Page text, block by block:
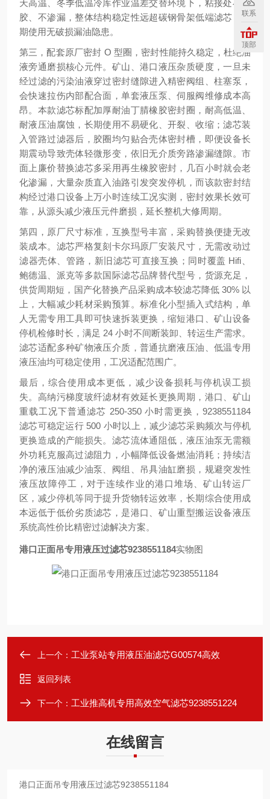
天高温、冬季低温冷库作业温差交替环境下，粘接处不开
胶、不渗漏，整体结构稳定性远超碳钢骨架低端滤芯，长
期使用无破损漏油隐患。
第三，配套原厂密封 O 型圈，密封性能持久稳定，杜绝油
液旁通磨损核心元件。矿山、港口液压杂质硬度，一旦未
经过滤的污染油液穿过密封缝隙进入精密阀组、柱塞泵，
会快速拉伤内部配合面，单套液压泵、伺服阀维修成本高
昂。本款滤芯标配加厚耐油丁腈橡胶密封圈，耐高低温、
耐液压油腐蚀，长期使用不易硬化、开裂、收缩；滤芯装
入管路过滤器后，胶圈均匀贴合壳体密封槽，即便设备长
期震动导致壳体轻微形变，依旧无介质旁路渗漏缝隙。市
面上廉价替换滤芯多采用再生橡胶密封，几百小时就会老
化渗漏，大量杂质直入油路引发突发停机，而该款密封结
构经过港口设备上万小时连续工况实测，密封效果长效可
靠，从源头减少液压元件磨损，延长整机大修周期。
第四，原厂尺寸标准，互换型号丰富，采购替换便捷无改
装成本。滤芯严格复刻卡尔玛原厂安装尺寸，无需改动过
滤器壳体、管路，新旧滤芯可直接互换；同时覆盖 Hifi、
鲍德温、派克等多款国际滤芯品牌替代型号，货源充足，
供货周期短，国产化替换产品采购成本较滤芯降低 30% 以
上，大幅减少耗材采购预算。标准化小型插入式结构，单
人无需专用工具即可快速拆装更换，缩短港口、矿山设备
停机检修时长，满足 24 小时不间断装卸、转运生产需求。
滤芯适配多种矿物液压介质，普通抗磨液压油、低温专用
液压油均可稳定使用，工况适配范围广。
最后，综合使用成本更低，减少设备损耗与停机误工损
失。高纳污梯度玻纤滤材有效延长更换周期，港口、矿山
重载工况下普通滤芯 250-350 小时需更换，9238551184
滤芯可稳定运行 500 小时以上，减少滤芯采购频次与停机
更换造成的产能损失。滤芯流体通阻低，液压油泵无需额
外功耗克服高过滤阻力，小幅降低设备燃油消耗；持续洁
净的液压油减少油泵、阀组、吊具油缸磨损，规避突发性
液压故障停工，对于连续作业的港口堆场、矿山转运厂
区，减少停机等同于提升货物转运效率，长期综合使用成
本远低于低价劣质滤芯，是港口、矿山重型搬运设备液压
系统高性价比精密过滤解决方案。
港口正面吊专用液压过滤芯9238551184实物图
上一个： 工业泵站专用液压油滤芯G00574高效
返回列表
下一个： 工业推高机专用高效空气滤芯9238551224
在线留言
联系
顶部